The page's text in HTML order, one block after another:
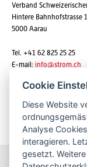
Verband
Hintere Bahnhofstrasse
5000 Aarau
Tel. +41 62 825 25 25
E-mail: info@strom.ch
Cookie
Diese Website
Analyse
interagieren.
gesetzt.